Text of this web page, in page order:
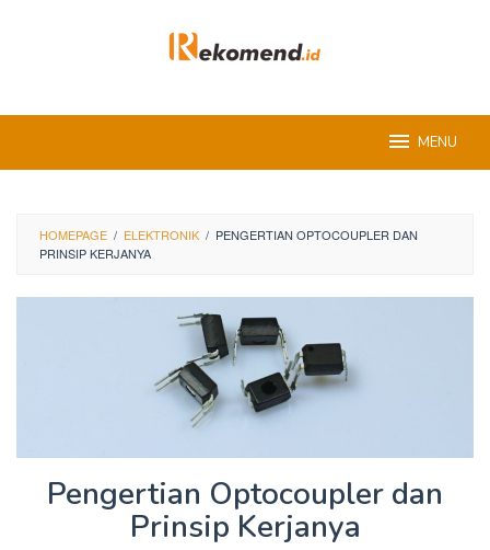
MENU
HOMEPAGE / ELEKTRONIK / PENGERTIAN OPTOCOUPLER DAN
PRINSIP KERJANYA
Pengertian Optocoupler dan
Prinsip Kerjanya